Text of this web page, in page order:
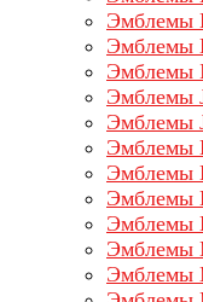
Эмблемы
Эмблемы
Эмблемы
Эмблемы
Эмблемы
Эмблемы
Эмблемы
Эмблемы
Эмблемы
Эмблемы
Эмблемы